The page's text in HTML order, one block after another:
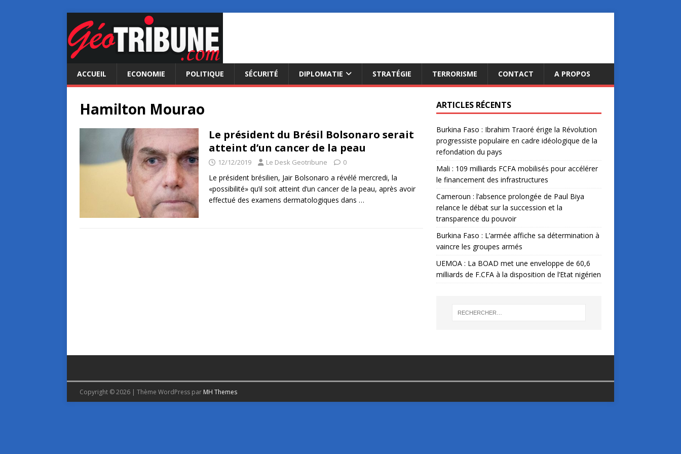
ACCUEIL ECONOMIE POLITIQUE SÉCURITÉ DIPLOMATIE STRATÉGIE TERRORISME CONTACT A PROPOS
Hamilton Mourao
Le président du Brésil Bolsonaro serait
atteint d’un cancer de la peau
12/12/2019 Le Desk Geotribune 0
Le président brésilien, Jair Bolsonaro a révélé mercredi, la
«possibilité» qu’il soit atteint d’un cancer de la peau, après avoir
effectué des examens dermatologiques dans …
ARTICLES RÉCENTS
Burkina Faso : Ibrahim Traoré érige la Révolution
progressiste populaire en cadre idéologique de la
refondation du pays
Mali : 109 milliards FCFA mobilisés pour accélérer
le financement des infrastructures
Cameroun : l’absence prolongée de Paul Biya
relance le débat sur la succession et la
transparence du pouvoir
Burkina Faso : L’armée affiche sa détermination à
vaincre les groupes armés
UEMOA : La BOAD met une enveloppe de 60,6
milliards de F.CFA à la disposition de l’Etat nigérien
Copyright © 2026 | Thème WordPress par MH Themes